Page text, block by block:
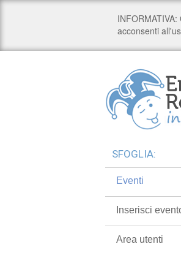
SFOGLIA:
Eventi
Inserisci
Area utenti